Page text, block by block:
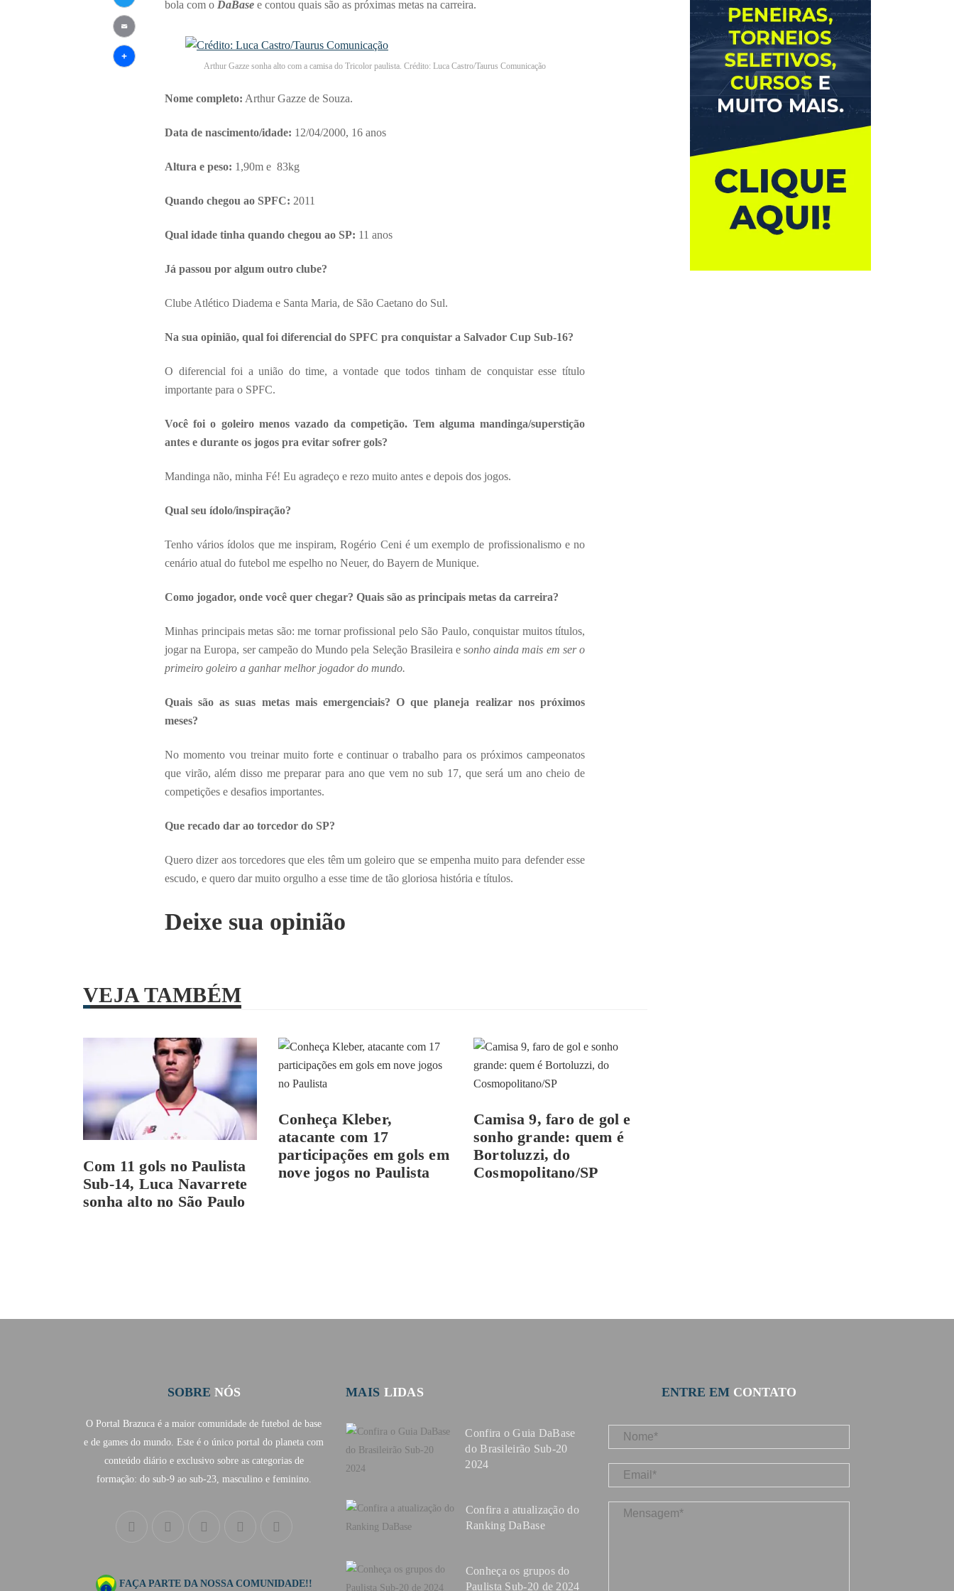
Twitter
Email
bola com o DaBase e contou quais são as próximas metas na carreira.
Arthur Gazze sonha alto com a camisa do Tricolor paulista. Crédito: Luca Castro/Taurus Comunicação
Nome completo: Arthur Gazze de Souza.
Data de nascimento/idade: 12/04/2000, 16 anos
Altura e peso: 1,90m e 83kg
Quando chegou ao SPFC: 2011
Qual idade tinha quando chegou ao SP: 11 anos
Já passou por algum outro clube?
Clube Atlético Diadema e Santa Maria, de São Caetano do Sul.
Na sua opinião, qual foi diferencial do SPFC pra conquistar a Salvador Cup Sub-16?
O diferencial foi a união do time, a vontade que todos tinham de conquistar esse título
importante para o SPFC.
Você foi o goleiro menos vazado da competição. Tem alguma mandinga/superstição
antes e durante os jogos pra evitar sofrer gols?
Mandinga não, minha Fé! Eu agradeço e rezo muito antes e depois dos jogos.
Qual seu ídolo/inspiração?
Tenho vários ídolos que me inspiram, Rogério Ceni é um exemplo de profissionalismo e no
cenário atual do futebol me espelho no Neuer, do Bayern de Munique.
Como jogador, onde você quer chegar? Quais são as principais metas da carreira?
Minhas principais metas são: me tornar profissional pelo São Paulo, conquistar muitos títulos,
jogar na Europa, ser campeão do Mundo pela Seleção Brasileira e sonho ainda mais em ser o
primeiro goleiro a ganhar melhor jogador do mundo.
Quais são as suas metas mais emergenciais? O que planeja realizar nos próximos
meses?
No momento vou treinar muito forte e continuar o trabalho para os próximos campeonatos
que virão, além disso me preparar para ano que vem no sub 17, que será um ano cheio de
competições e desafios importantes.
Que recado dar ao torcedor do SP?
Quero dizer aos torcedores que eles têm um goleiro que se empenha muito para defender esse
escudo, e quero dar muito orgulho a esse time de tão gloriosa história e títulos.
Deixe sua opinião
VEJA TAMBÉM
Com 11 gols no Paulista
Sub-14, Luca Navarrete
sonha alto no São Paulo
Conheça Kleber,
atacante com 17
participações em gols em
nove jogos no Paulista
Camisa 9, faro de gol e
sonho grande: quem é
Bortoluzzi, do
Cosmopolitano/SP
SOBRE NÓS
O Portal Brazuca é a maior comunidade de futebol de base
e de games do mundo. Este é o único portal do planeta com
conteúdo diário e exclusivo sobre as categorias de
formação: do sub-9 ao sub-23, masculino e feminino.
FAÇA PARTE DA NOSSA COMUNIDADE!!
MAIS LIDAS
Confira o Guia DaBase
do Brasileirão Sub-20
2024
Confira a atualização do
Ranking DaBase
Conheça os grupos do
Paulista Sub-20 de 2024
ENTRE EM CONTATO